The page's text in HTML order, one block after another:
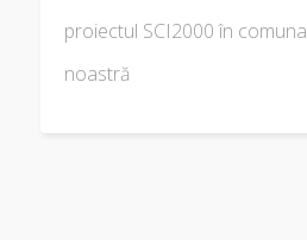
proiectul SCI2000 în comuna
noastră